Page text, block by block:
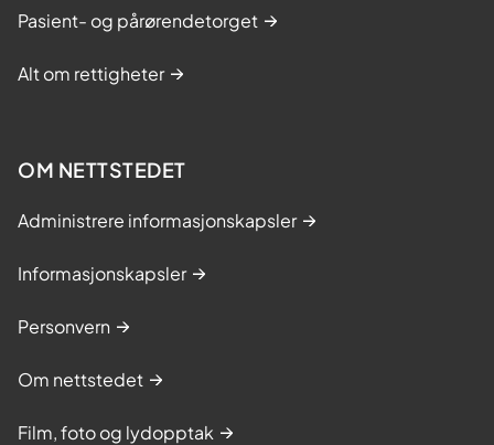
Pasient- og pårørendetorget
Alt om rettigheter
OM NETTSTEDET
Administrere informasjonskapsler
Informasjonskapsler
Personvern
Om nettstedet
Film, foto og lydopptak